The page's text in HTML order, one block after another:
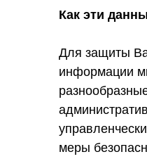
Как эти
Для защиты
информации
меры